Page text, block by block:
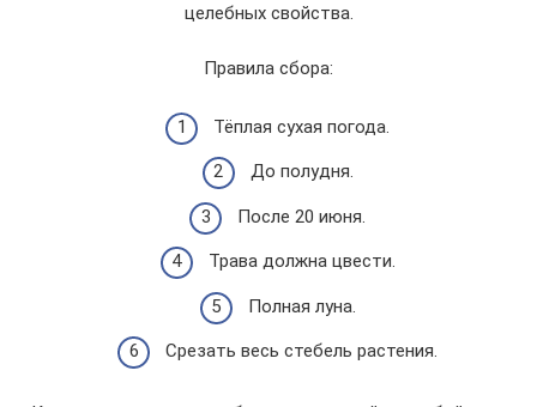
целебных свойства.
Правила сбора:
Тёплая сухая погода.
До полудня.
После 20 июня.
Трава должна цвести.
Полная луна.
Срезать весь стебель растения.